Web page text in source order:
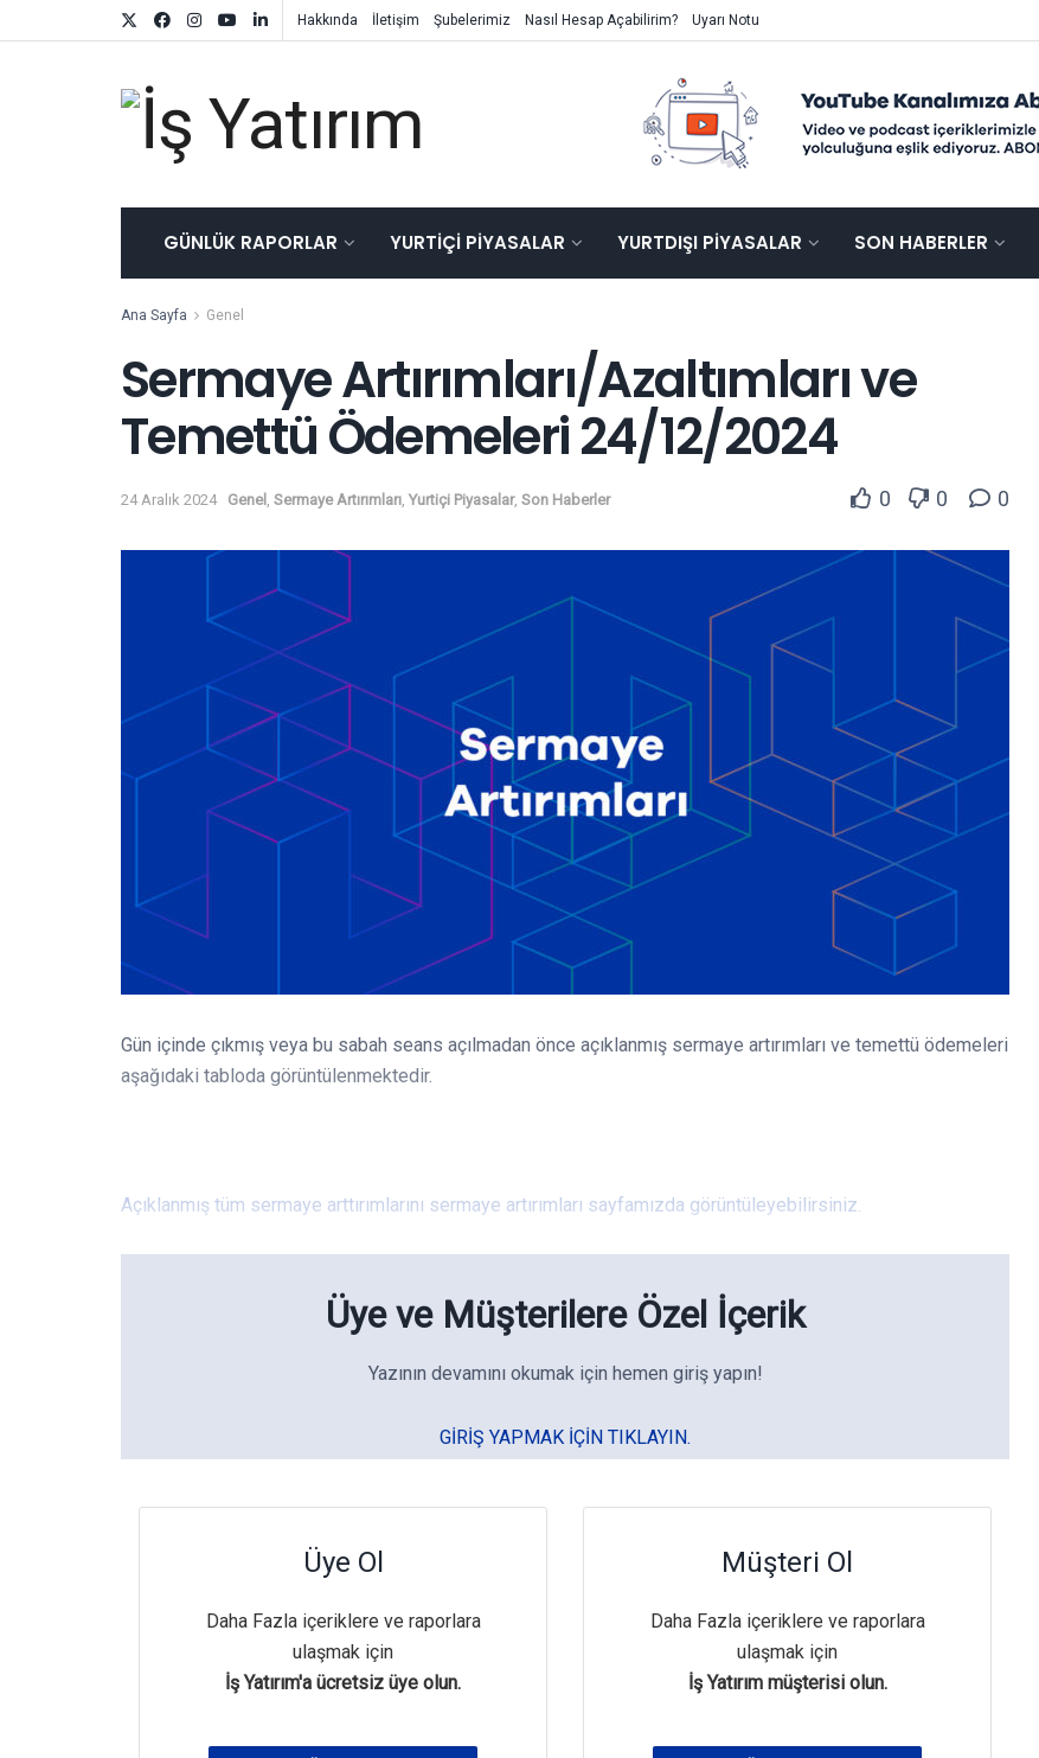
Hakkında İletişim Şubelerimiz Nasıl Hesap Açabilirim? Uyarı Notu
GÜNLÜK RAPORLAR YURTIÇI PIYASALAR YURTDIŞI PIYASALAR SON HABERLER
Ana Sayfa Genel
Sermaye Artırımları/Azaltımları ve
Temettü Ödemeleri 24/12/2024
24 Aralık 2024 Genel Sermaye Artırımları Yurtiçi Piyasalar, Son Haberler 0 0 0
Gün içinde çıkmış veya bu sabah seans açılmadan önce açıklanmış sermaye artırımları ve temettü ödemeleri
aşağıdaki tabloda görüntülenmektedir.
Açıklanmış tüm sermaye arttırımlarını sermaye artırımları sayfamızda görüntüleyebilirsiniz.
Üye ve Müşterilere Özel İçerik
Yazının devamını okumak için hemen giriş yapın!
GIRIŞ YAPMAK IÇIN TIKLAYIN.
Üye Ol
Daha Fazla içeriklere ve raporlara
ulaşmak için
İş Yatırım'a ücretsiz üye olun.
Müşteri Ol
Daha Fazla içeriklere ve raporlara
ulaşmak için
İş Yatırım müşterisi olun.